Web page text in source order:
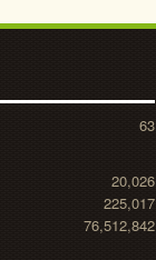
63
20,026
225,017
76,512,842